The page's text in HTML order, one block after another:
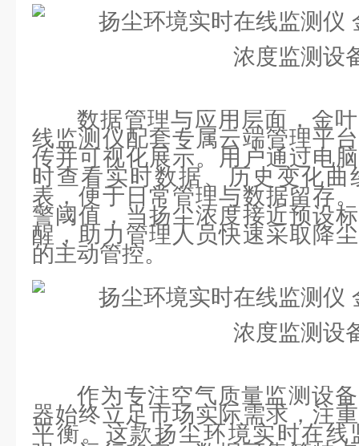
数据管理与应用层面，金
线监测仪配套专属云端管理平
传并可视化展示。用户通过电
时查看实时数据、历史变化
表，便于日常管理与数据留存
警阈值，当扬尘浓度接近预设
醒，助力管理人员快速采取降
的主动管控。
作为专注空气质量监测设
器始终立足市场实际需求，注
平衡。这款扬尘环境实时在线